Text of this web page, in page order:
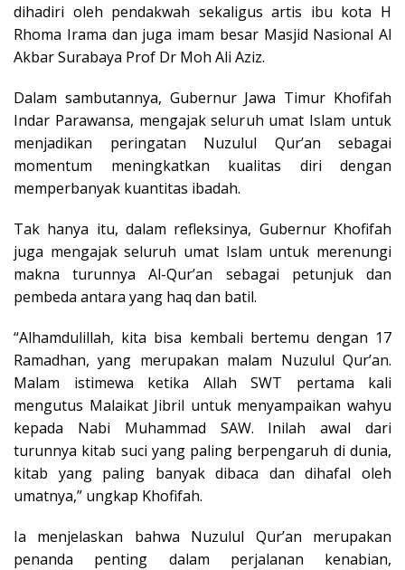
dihadiri oleh pendakwah sekaligus artis ibu kota H
Rhoma Irama dan juga imam besar Masjid Nasional Al
Akbar Surabaya Prof Dr Moh Ali Aziz.
Dalam sambutannya, Gubernur Jawa Timur Khofifah
Indar Parawansa, mengajak seluruh umat Islam untuk
menjadikan peringatan Nuzulul Qur’an sebagai
momentum meningkatkan kualitas diri dengan
memperbanyak kuantitas ibadah.
Tak hanya itu, dalam refleksinya, Gubernur Khofifah
juga mengajak seluruh umat Islam untuk merenungi
makna turunnya Al-Qur’an sebagai petunjuk dan
pembeda antara yang haq dan batil.
“Alhamdulillah, kita bisa kembali bertemu dengan 17
Ramadhan, yang merupakan malam Nuzulul Qur’an.
Malam istimewa ketika Allah SWT pertama kali
mengutus Malaikat Jibril untuk menyampaikan wahyu
kepada Nabi Muhammad SAW. Inilah awal dari
turunnya kitab suci yang paling berpengaruh di dunia,
kitab yang paling banyak dibaca dan dihafal oleh
umatnya,” ungkap Khofifah.
Ia menjelaskan bahwa Nuzulul Qur’an merupakan
penanda penting dalam perjalanan kenabian,